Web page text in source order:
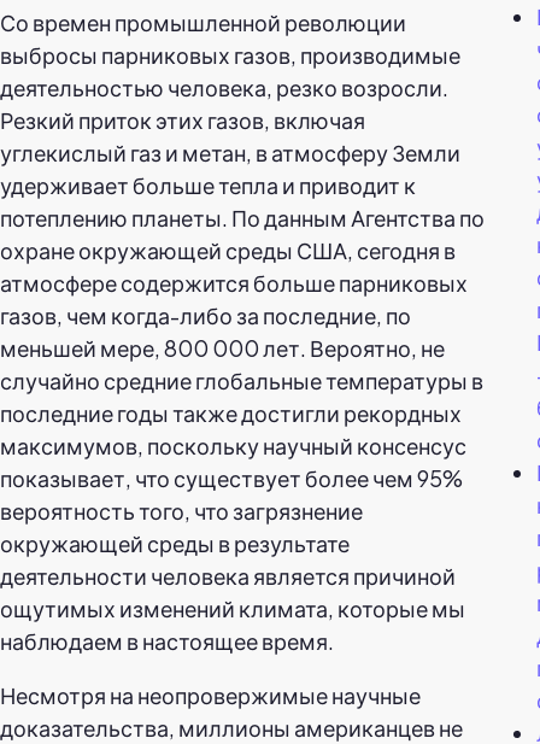
Со времен промышленной революции
выбросы парниковых газов, производимые
деятельностью человека, резко возросли.
Резкий приток этих газов, включая
углекислый газ и метан, в атмосферу Земли
удерживает больше тепла и приводит к
потеплению планеты. По данным Агентства по
охране окружающей среды США, сегодня в
атмосфере содержится больше парниковых
газов, чем когда-либо за последние, по
меньшей мере, 800 000 лет. Вероятно, не
случайно средние глобальные температуры в
последние годы также достигли рекордных
максимумов, поскольку научный консенсус
показывает, что существует более чем 95%
вероятность того, что загрязнение
окружающей среды в результате
деятельности человека является причиной
ощутимых изменений климата, которые мы
наблюдаем в настоящее время.
Несмотря на неопровержимые научные
доказательства, миллионы американцев не